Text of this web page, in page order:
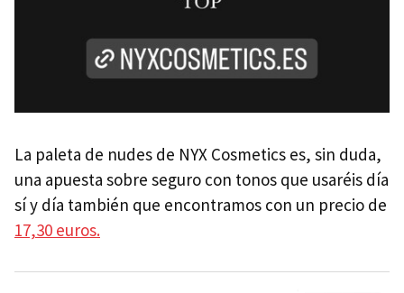
La paleta de nudes de NYX Cosmetics es, sin duda,
una apuesta sobre seguro con tonos que usaréis día
sí y día también que encontramos con un precio de
17,30 euros.